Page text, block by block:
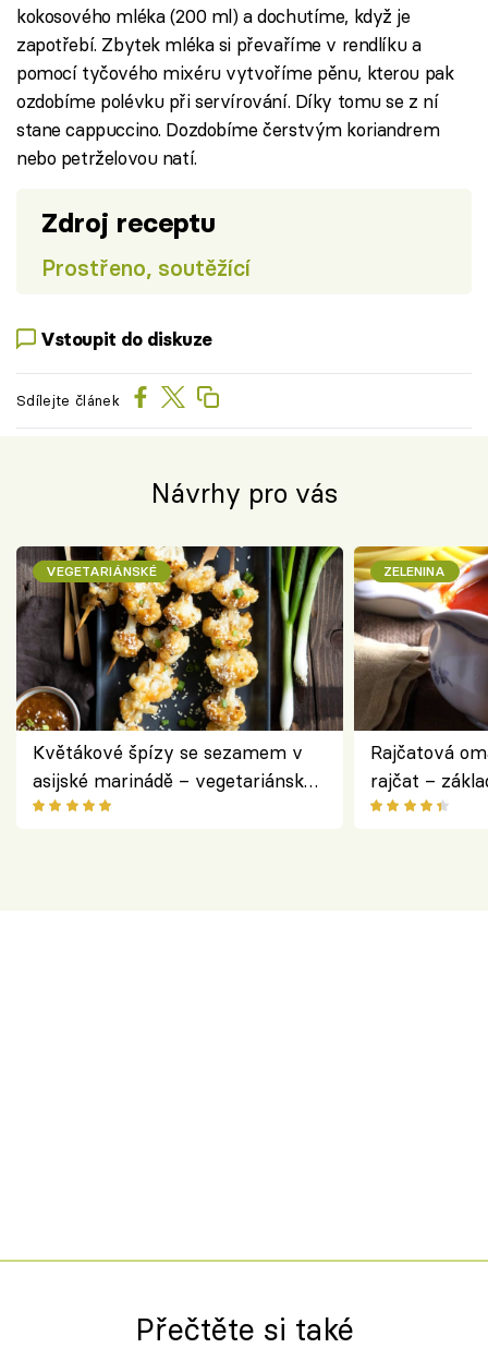
kokosového mléka (200 ml) a dochutíme, když je
zapotřebí. Zbytek mléka si převaříme v rendlíku a
pomocí tyčového mixéru vytvoříme pěnu, kterou pak
ozdobíme polévku při servírování. Díky tomu se z ní
stane cappuccino. Dozdobíme čerstvým koriandrem
nebo petrželovou natí.
Zdroj receptu
Prostřeno, soutěžící
Vstoupit do diskuze
Sdílejte článek
Návrhy pro vás
VEGETARIÁNSKÉ
Květákové špízy se sezamem v
asijské marinádě – vegetariánská
chuťovka z grilu
ZELENINA
Rajčatová
rajčat –
Přečtěte si také